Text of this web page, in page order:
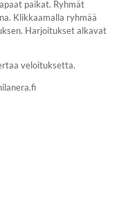
paikat. Ryhmät
Klikkaamalla ryhmää
Harjoitukset alkavat
veloituksetta.